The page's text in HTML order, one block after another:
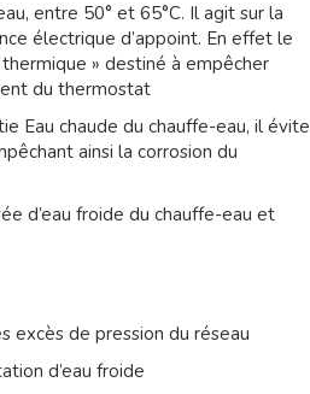
entre 50° et 65°C. Il agit sur la
électrique d’appoint. En effet le
» destiné à empêcher
du thermostat
Eau chaude du chauffe-eau, il évite
ainsi la corrosion du
d’eau froide du chauffe-eau et
excès de pression du réseau
d’eau froide